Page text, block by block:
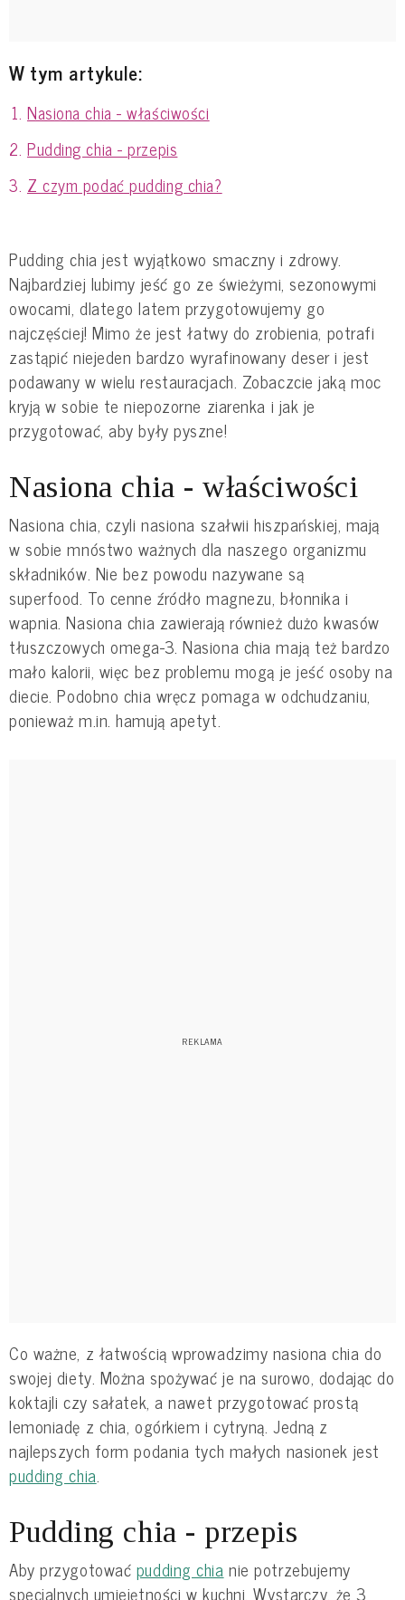
W tym artykule:
Nasiona chia - właściwości
Pudding chia - przepis
Z czym podać pudding chia?
Pudding chia jest wyjątkowo smaczny i zdrowy.
Najbardziej lubimy jeść go ze świeżymi, sezonowymi
owocami, dlatego latem przygotowujemy go
najczęściej! Mimo że jest łatwy do zrobienia, potrafi
zastąpić niejeden bardzo wyrafinowany deser i jest
podawany w wielu restauracjach. Zobaczcie jaką moc
kryją w sobie te niepozorne ziarenka i jak je
przygotować, aby były pyszne!
Nasiona chia - właściwości
Nasiona chia, czyli nasiona szałwii hiszpańskiej, mają
w sobie mnóstwo ważnych dla naszego organizmu
składników. Nie bez powodu nazywane są
superfood. To cenne źródło magnezu, błonnika i
wapnia. Nasiona chia zawierają również dużo kwasów
tłuszczowych omega-3. Nasiona chia mają też bardzo
mało kalorii, więc bez problemu mogą je jeść osoby na
diecie. Podobno chia wręcz pomaga w odchudzaniu,
ponieważ m.in. hamują apetyt.
Co ważne, z łatwością wprowadzimy nasiona chia do
swojej diety. Można spożywać je na surowo, dodając do
koktajli czy sałatek, a nawet przygotować prostą
lemoniadę z chia, ogórkiem i cytryną. Jedną z
najlepszych form podania tych małych nasionek jest
pudding chia.
Pudding chia - przepis
Aby przygotować pudding chia nie potrzebujemy
specjalnych umiejętności w kuchni. Wystarczy, że 3